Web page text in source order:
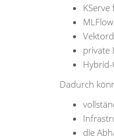
private
Dadurch
die